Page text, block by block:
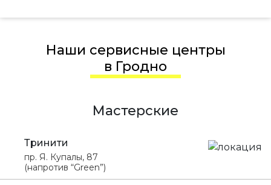
Наши сервисные центры
в Гродно
Мастерские
Тринити
пр. Я. Купалы, 87
(напротив “Green”)